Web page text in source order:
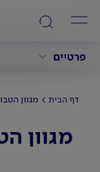
פרטיים
דף הבית מגוון
מגוון